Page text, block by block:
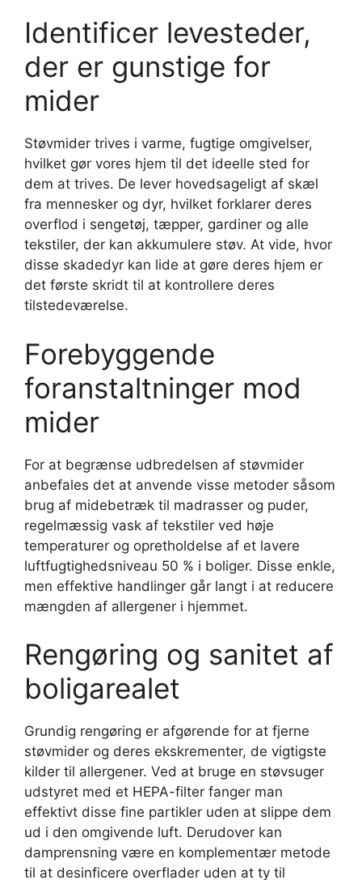
Identificer levesteder,
der er gunstige for
mider
Støvmider trives i varme, fugtige omgivelser,
hvilket gør vores hjem til det ideelle sted for
dem at trives. De lever hovedsageligt af skæl
fra mennesker og dyr, hvilket forklarer deres
overflod i sengetøj, tæpper, gardiner og alle
tekstiler, der kan akkumulere støv. At vide, hvor
disse skadedyr kan lide at gøre deres hjem er
det første skridt til at kontrollere deres
tilstedeværelse.
Forebyggende
foranstaltninger mod
mider
For at begrænse udbredelsen af ​​støvmider
anbefales det at anvende visse metoder såsom
brug af midebetræk til madrasser og puder,
regelmæssig vask af tekstiler ved høje
temperaturer og opretholdelse af et lavere
luftfugtighedsniveau 50 % i boliger. Disse enkle,
men effektive handlinger går langt i at reducere
mængden af ​​allergener i hjemmet.
Rengøring og sanitet af
boligarealet
Grundig rengøring er afgørende for at fjerne
støvmider og deres ekskrementer, de vigtigste
kilder til allergener. Ved at bruge en støvsuger
udstyret med et HEPA-filter fanger man
effektivt disse fine partikler uden at slippe dem
ud i den omgivende luft. Derudover kan
damprensning være en komplementær metode
til at desinficere overflader uden at ty til